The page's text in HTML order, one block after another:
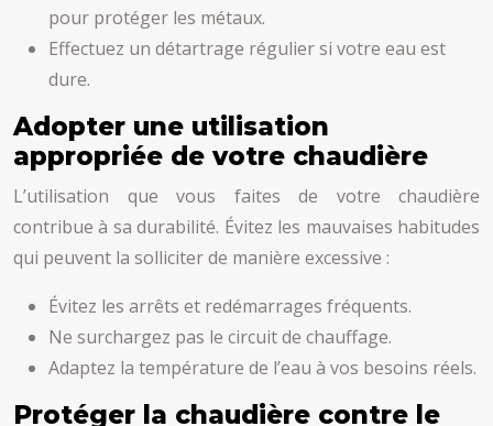
pour protéger les métaux.
Effectuez un détartrage régulier si votre eau est
dure.
Adopter une utilisation
appropriée de votre chaudière
L’utilisation que vous faites de votre chaudière
contribue à sa durabilité. Évitez les mauvaises habitudes
qui peuvent la solliciter de manière excessive :
Évitez les arrêts et redémarrages fréquents.
Ne surchargez pas le circuit de chauffage.
Adaptez la température de l’eau à vos besoins réels.
Protéger la chaudière contre le